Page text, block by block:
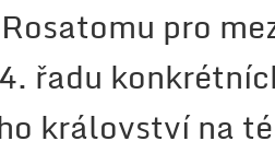
pro
řadu
království na